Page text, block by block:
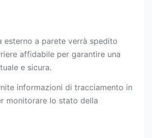
esterno a parete verrà spedito
affidabile per garantire una
e sicura.
informazioni di tracciamento in
monitorare lo stato della